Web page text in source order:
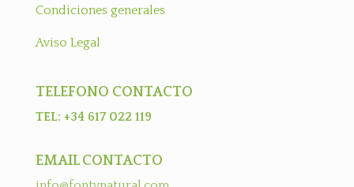
Condiciones generales
Aviso Legal
TELEFONO CONTACTO
TEL: +34 617 022 119
EMAIL CONTACTO